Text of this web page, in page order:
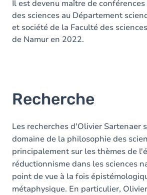
Il est devenu maître de
des sciences au Département
et société de la Faculté des
de Namur en 2022.
Recherche
Les recherches d'Olivier Sartenaer
domaine de la philosophie des
principalement sur les thèmes de
réductionnisme dans les sciences
point de vue à la fois
métaphysique. En particulier,